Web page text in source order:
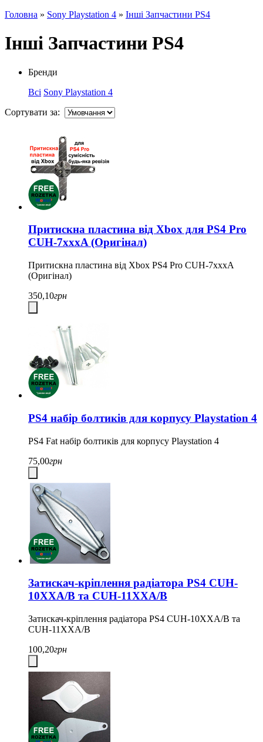
Головна » Sony Playstation 4 » Інші Запчастини PS4
Інші Запчастини PS4
Бренди
Всі Sony Playstation 4
Сортувати за:
Притискна пластина від Xbox для PS4 Pro
CUH-7xxxA (Оригінал)
Притискна пластина від Xbox PS4 Pro CUH-7xxxA
(Оригінал)
350,10грн
PS4 набір болтиків для корпусу Playstation 4
PS4 Fat набір болтиків для корпусу Playstation 4
75,00грн
Затискач-кріплення радіатора PS4 CUH-
10XXA/B та CUH-11XXA/B
Затискач-кріплення радіатора PS4 CUH-10XXA/B та
CUH-11XXA/B
100,20грн